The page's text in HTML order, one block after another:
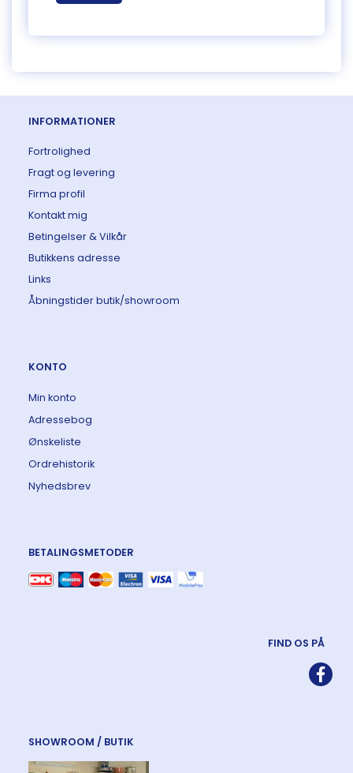
INFORMATIONER
Fortrolighed
Fragt og levering
Firma profil
Kontakt mig
Betingelser & Vilkår
Butikkens adresse
Links
Åbningstider butik/showroom
KONTO
Min konto
Adressebog
Ønskeliste
Ordrehistorik
Nyhedsbrev
BETALINGSMETODER
FIND OS PÅ
SHOWROOM / BUTIK